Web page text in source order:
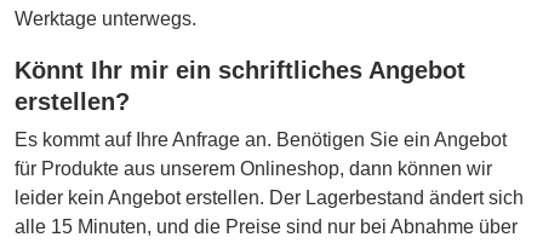
Werktage unterwegs.
Könnt Ihr mir ein schriftliches Angebot
erstellen?
Es kommt auf Ihre Anfrage an. Benötigen Sie ein Angebot
für Produkte aus unserem Onlineshop, dann können wir
leider kein Angebot erstellen. Der Lagerbestand ändert sich
alle 15 Minuten, und die Preise sind nur bei Abnahme über